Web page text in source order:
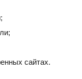
сайтах.